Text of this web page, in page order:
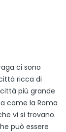
ci sono
ricca di
più grande
come la Roma
vi si trovano.
può essere